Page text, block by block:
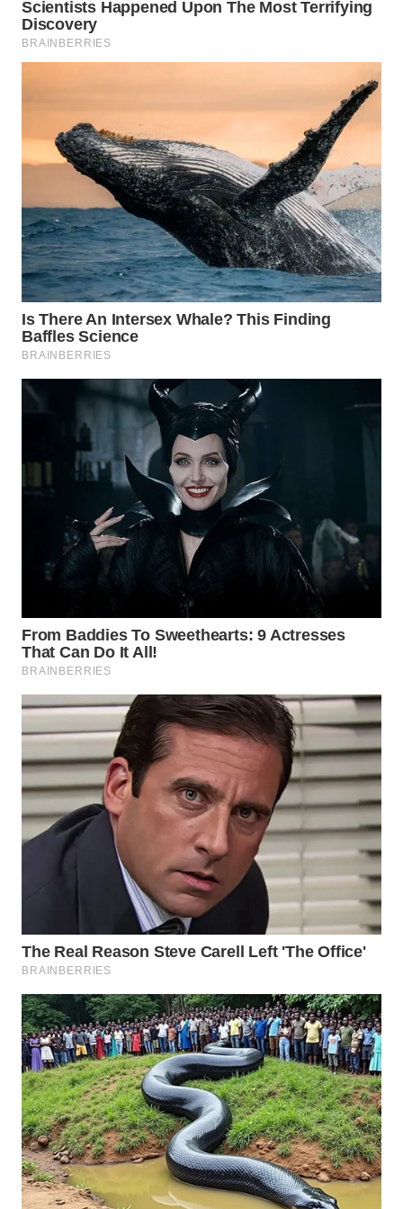
WN
LABUANBAJO
Wahana
Media
WAHANA
NEWS
WAHANA
TANI
WAHANA
INFRASTRUKTUR
WAHANA
WAHANA
LISTRIK
WAHANA
TRAVEL
TV
WAHANANEWS
ID
WAHANANEWS
CO ID
WAHANA
SPORT
WAHANA
UMKM
WAHANA
SELEB
WAHANA
PERSONA